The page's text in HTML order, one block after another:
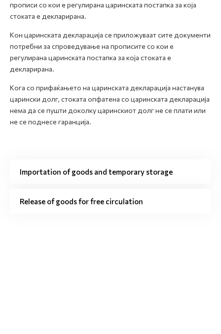
прописи со кои е регулирана царинската постапка за која
стоката е декларирана.
Кон царинската декларација се приложуваат сите документи
потребни за спроведување на прописите со кои е
регулирана царинската постапка за која стоката е
декларирана.
Кога со прифаќањето на царинската декларација настанува
царински долг, стоката опфатена со царинската декларација
нема да се пушти доколку царинскиот долг не се плати или
не се поднесе гаранција.
Importation of goods and temporary storage
Release of goods for free circulation